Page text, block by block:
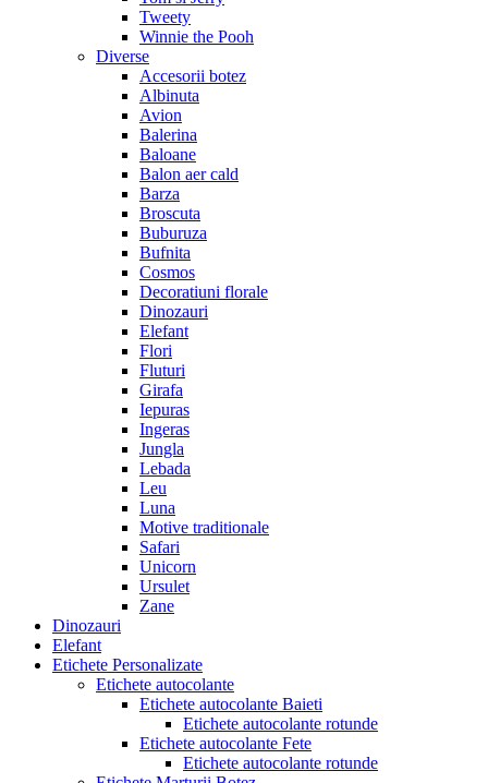
Tweety
Winnie the Pooh
Diverse
Accesorii botez
Albinuta
Avion
Balerina
Baloane
Balon aer cald
Barza
Broscuta
Buburuza
Bufnita
Cosmos
Decoratiuni florale
Dinozauri
Elefant
Flori
Fluturi
Girafa
Iepuras
Ingeras
Jungla
Lebada
Leu
Luna
Motive traditionale
Safari
Unicorn
Ursulet
Zane
Dinozauri
Elefant
Etichete Personalizate
Etichete autocolante
Etichete autocolante Baieti
Etichete autocolante rotunde
Etichete autocolante Fete
Etichete autocolante rotunde